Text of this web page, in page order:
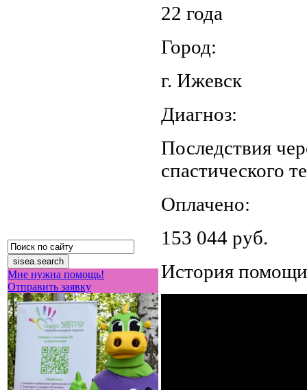
Мне нужна помощь!
Отправить заявку
22 года
Город:
г. Ижевск
Диагноз:
Последствия
спастического
Оплачено:
153 044 руб.
История помощи